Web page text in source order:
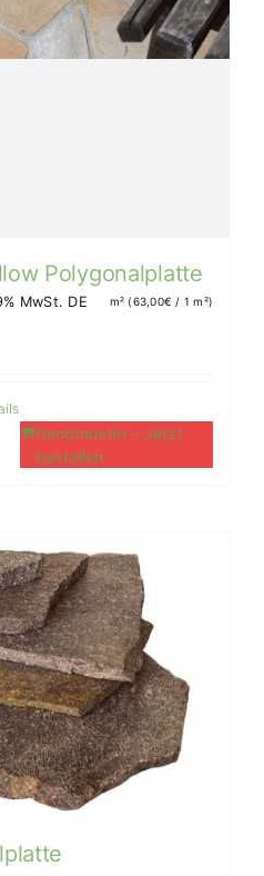
Polygonalplatte
MwSt. DE m² (63,00€ / 1 m²)
Handmuster - Jetzt
bestellen